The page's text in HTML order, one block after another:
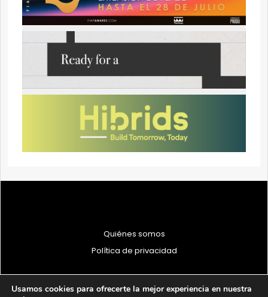
Quiénes somos
Política de privacidad
Usamos cookies para ofrecerte la mejor experiencia en nuestra